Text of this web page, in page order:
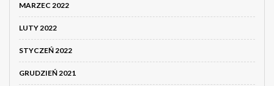
MARZEC 2022
LUTY 2022
STYCZEŃ 2022
GRUDZIEŃ 2021